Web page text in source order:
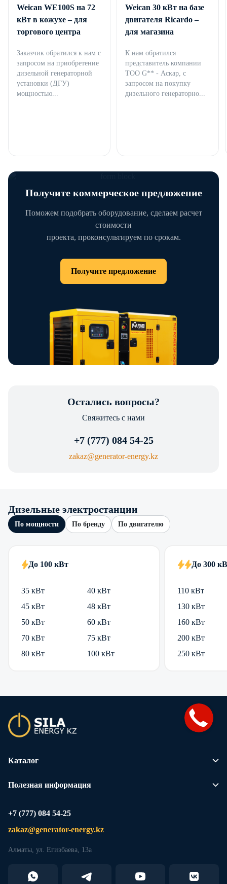
Weican WE100S на 72
кВт в кожухе – для
торгового центра
Заказчик обратился к нам с
запросом на приобретение
дизельной генераторной
установки (ДГУ)
мощностью...
Weican 30 кВт на базе
двигателя Ricardo –
для магазина
К нам обратился
представитель компании
ТОО G** - Аскар, с
запросом на покупку
дизельного генераторно...
Получите коммерческое предложение
Поможем подобрать оборудование, сделаем расчет
стоимости
проекта, проконсультируем по срокам.
Получите предложение
Остались вопросы?
Свяжитесь с нами
+7 (777) 084 54-25
zakaz@generator-energy.kz
Дизельные электростанции
По мощности По бренду По двигателю
До 100 кВт
35 кВт
40 кВт
45 кВт
48 кВт
50 кВт
60 кВт
70 кВт
75 кВт
80 кВт
100 кВт
До 300
110 кВт
130 кВт
160 кВт
200 кВт
250 кВт
Каталог
Полезная информация
+7 (777) 084 54-25
zakaz@generator-energy.kz
Алматы, ул. Егизбаева, 13а